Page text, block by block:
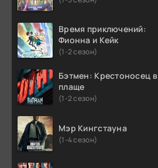
Время приключений:
Фионна и Кейк
(1-2 сезон)
Бэтмен: Крестоносец в
плаще
(1-2 сезон)
Мэр Кингстауна
(1-4 сезон)